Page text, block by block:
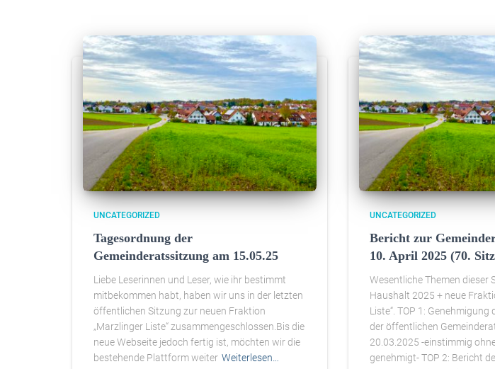
UNCATEGORIZED
Tagesordnung der
Gemeinderatssitzung am 15.05.25
Liebe Leserinnen und Leser, wie ihr bestimmt
mitbekommen habt, haben wir uns in der letzten
öffentlichen Sitzung zur neuen Fraktion
„Marzlinger Liste“ zusammengeschlossen.Bis die
neue Webseite jedoch fertig ist, möchten wir die
bestehende Plattform weiter Weiterlesen…
UNCATEGORIZED
Bericht zur
10. April 2025 (70.
Wesentliche Themen dieser
Haushalt 2025 + neue
Liste“. TOP 1:
der öffentlichen
20.03.2025 -einstimmig
genehmigt- TOP 2: Bericht